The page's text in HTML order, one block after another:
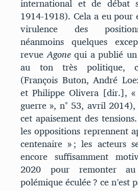
1914-1918). Cela a eu pour
virulence des
néanmoins quelques
revueAgonequi a publié un
au ton très politique,
(François Buton, André
et Philippe Olivera [dir.], «
guerre », n° 53, avril
cet apaisement des
les oppositions reprennent
centenaire » ; les acteurs
encore suffisamment
2020 pour remonter au
polémique éculée ? ce n’est